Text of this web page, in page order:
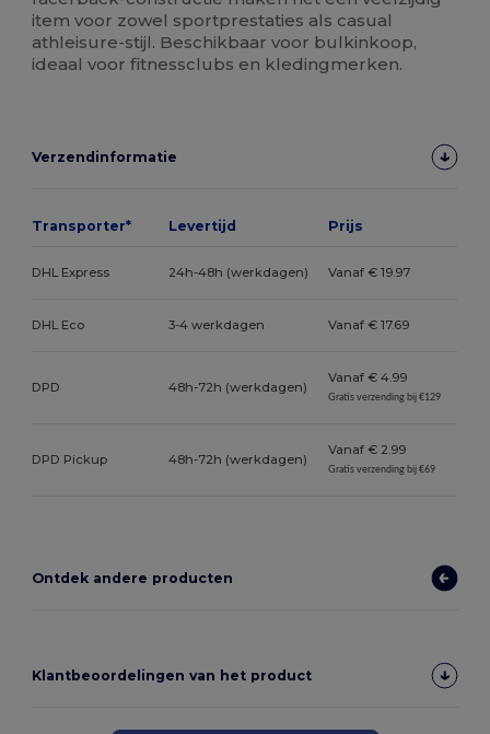
item voor zowel sportprestaties als casual
athleisure-stijl. Beschikbaar voor bulkinkoop,
ideaal voor fitnessclubs en kledingmerken.
Verzendinformatie
Transporter* Levertijd Prijs
DHL Express 24h-48h (werkdagen) Vanaf € 19.97
DHL Eco 3-4 werkdagen Vanaf € 17.69
DPD 48h-72h (werkdagen)
Vanaf € 4.99
Gratis verzending bij €129
DPD Pickup 48h-72h (werkdagen)
Vanaf € 2.99
Gratis verzending bij €69
Ontdek andere producten
Klantbeoordelingen van het product